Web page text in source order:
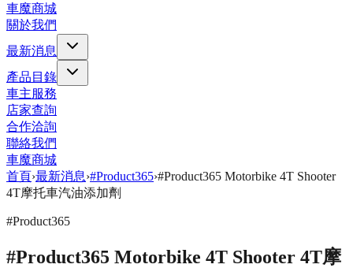
車魔商城
關於我們
最新消息
產品目錄
車主服務
店家查詢
合作洽詢
聯絡我們
車魔商城
首頁›最新消息›#Product365›#Product365 Motorbike 4T Shooter
4T摩托車汽油添加劑
#Product365
#Product365 Motorbike 4T Shooter 4T摩